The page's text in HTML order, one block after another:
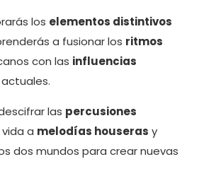
los elementos distintivos
a fusionar los ritmos
con las influencias
las percusiones
a melodías houseras y
dos mundos para crear nuevas